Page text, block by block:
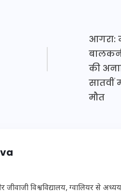
आगरा:
की
सातवीं
मौत
जीवाजी विश्वविद्यालय, ग्वालियर से